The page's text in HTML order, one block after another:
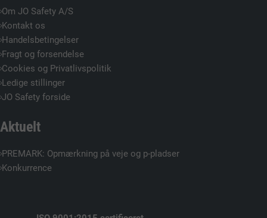
Om JO Safety A/S
Kontakt os
Handelsbetingelser
Fragt og forsendelse
Cookies og Privatlivspolitik
Ledige stillinger
JO Safety forside
Aktuelt
PREMARK: Opmærkning på veje og p-pladser
Konkurrence